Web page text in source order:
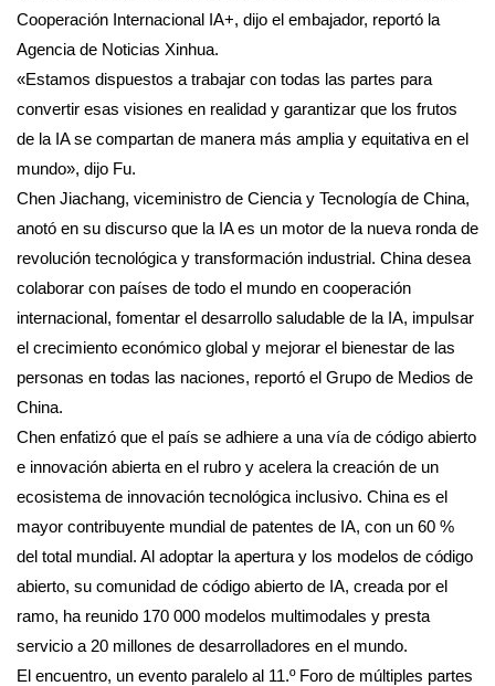
Cooperación Internacional IA+, dijo el embajador, reportó la
Agencia de Noticias Xinhua.
«Estamos dispuestos a trabajar con todas las partes para
convertir esas visiones en realidad y garantizar que los frutos
de la IA se compartan de manera más amplia y equitativa en el
mundo», dijo Fu.
Chen Jiachang, viceministro de Ciencia y Tecnología de China,
anotó en su discurso que la IA es un motor de la nueva ronda de
revolución tecnológica y transformación industrial. China desea
colaborar con países de todo el mundo en cooperación
internacional, fomentar el desarrollo saludable de la IA, impulsar
el crecimiento económico global y mejorar el bienestar de las
personas en todas las naciones, reportó el Grupo de Medios de
China.
Chen enfatizó que el país se adhiere a una vía de código abierto
e innovación abierta en el rubro y acelera la creación de un
ecosistema de innovación tecnológica inclusivo. China es el
mayor contribuyente mundial de patentes de IA, con un 60 %
del total mundial. Al adoptar la apertura y los modelos de código
abierto, su comunidad de código abierto de IA, creada por el
ramo, ha reunido 170 000 modelos multimodales y presta
servicio a 20 millones de desarrolladores en el mundo.
El encuentro, un evento paralelo al 11.º Foro de múltiples partes